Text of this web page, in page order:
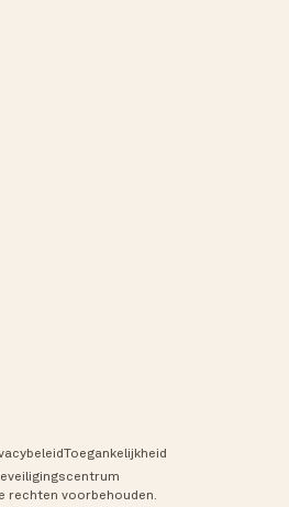
Toegankelijkheid
rechten voorbehouden.